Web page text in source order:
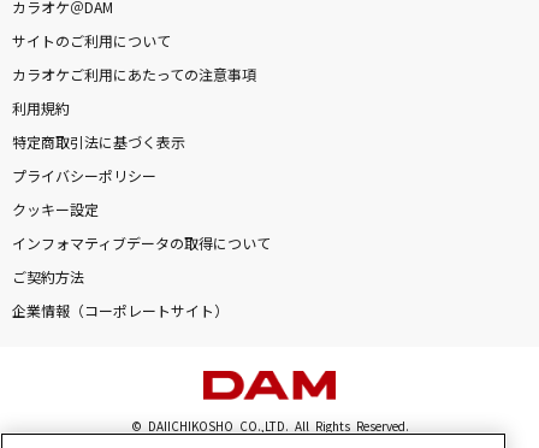
カラオケ＠DAM
サイトのご利用について
カラオケご利用にあたっての注意事項
利用規約
特定商取引法に基づく表示
プライバシーポリシー
クッキー設定
インフォマティブデータの取得について
ご契約方法
企業情報（コーポレートサイト）
© DAIICHIKOSHO CO.,LTD. All Rights Reserved.